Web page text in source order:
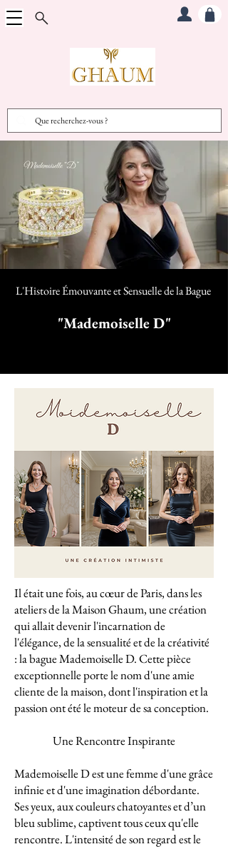
L'Histoire Émouvante et Sensuelle de la Bague
"Mademoiselle D"
Il était une fois, au cœur de Paris, dans les
ateliers de la Maison Ghaum, une création
qui allait devenir l'incarnation de
l'élégance, de la sensualité et de la créativité
: la bague Mademoiselle D. Cette pièce
exceptionnelle porte le nom d'une amie
cliente de la maison, dont l'inspiration et la
passion ont été le moteur de sa conception.
Une Rencontre Inspirante
Mademoiselle D est une femme d'une grâce
infinie et d'une imagination débordante.
Ses yeux, aux couleurs chatoyantes et d’un
bleu sublime, captivent tous ceux qu'elle
rencontre. L'intensité de son regard est le